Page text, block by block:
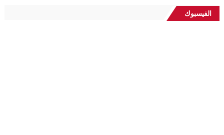
الفيسبوك